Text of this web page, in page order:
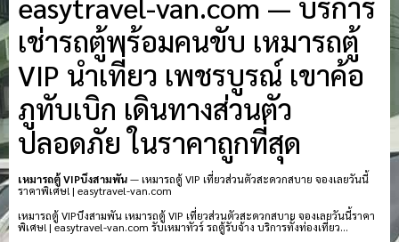
เช่ารถตู้พร้อมคนขับ เหมารถตู้
VIP นำเที่ยว เพชรบูรณ์ เขาค้อ
ภูทับเบิก เดินทางส่วนตัว
ปลอดภัย ในราคาถูกที่สุด
เหมารถตู้ VIPบึงสามพัน— เหมารถตู้ VIP เที่ยวส่วนตัวสะดวกสบาย จองเลยวันนี้
ราคาพิเศษ! | easytravel-van.com
เหมารถตู้ VIPบึงสามพัน เหมารถตู้ VIP เที่ยวส่วนตัวสะดวกสบาย จองเลยวันนี้ราคา
พิเศษ! | easytravel-van.com รับเหมาทัวร์ รถตู้รับจ้าง บริการทั้งท่องเที่ยว…